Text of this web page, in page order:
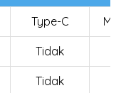
Type-C
Tidak
Tidak